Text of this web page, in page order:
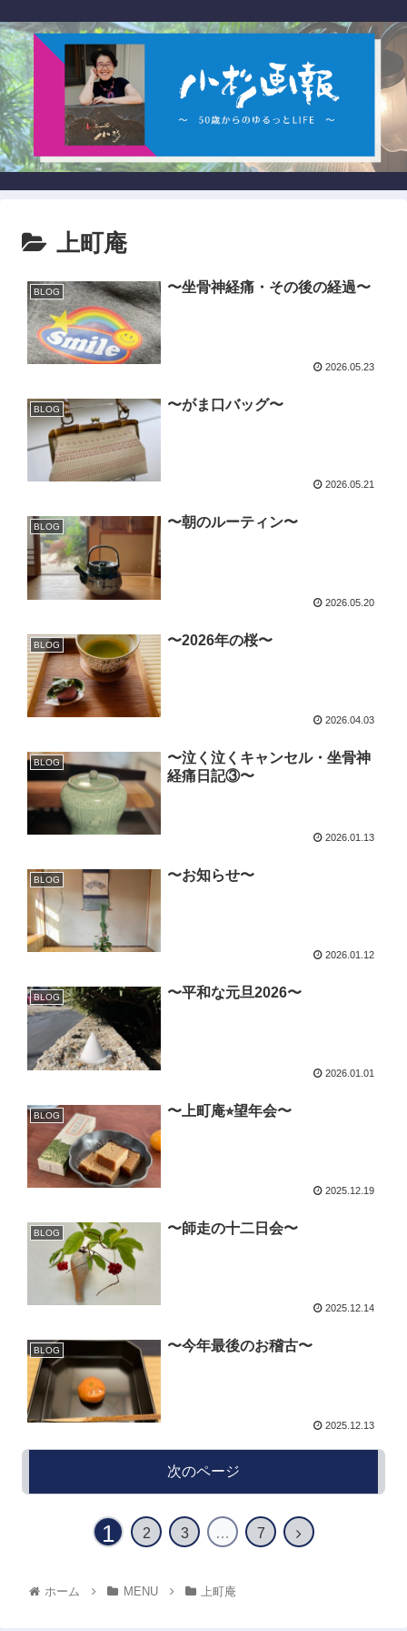
上町庵
BLOG 〜坐骨神経痛・その後の経過〜
2026.05.23
BLOG 〜がま口バッグ〜
2026.05.21
BLOG 〜朝のルーティン〜
2026.05.20
BLOG 〜2026年の桜〜
2026.04.03
BLOG
〜泣く泣くキャンセル・坐骨神
経痛日記③〜
2026.01.13
BLOG 〜お知らせ〜
2026.01.12
BLOG 〜平和な元旦2026〜
2026.01.01
BLOG 〜上町庵⭐︎望年会〜
2025.12.19
BLOG 〜師走の十二日会〜
2025.12.14
BLOG 〜今年最後のお稽古〜
2025.12.13
次のページ
1 2 3 … 7
ホーム MENU 上町庵